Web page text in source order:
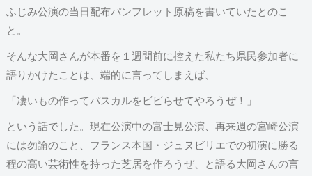
ふじみ公演の当日配布パンフレット原稿を書いていたとのこ
と。
そんな大岡さんが本番を１週間前に控えた私たち県民参加者に
語りかけたことは、端的に言ってしまえば、
「凄いもの作ってパスカルをビビらせてやろうぜ！」
という話でした。現在公演中の富士見公演、再来週の宮崎公演
には勿論のこと、フランス本国・ジュヌビリエでの初演に勝る
程の高い芸術性を持った芝居を作ろうぜ、と語る大岡さんの言